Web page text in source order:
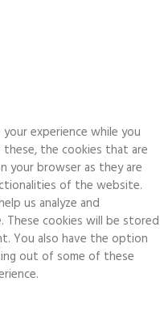
experience while you
the cookies that are
your browser as they are
of the website.
us analyze and
cookies will be stored
You also have the option
out of some of these